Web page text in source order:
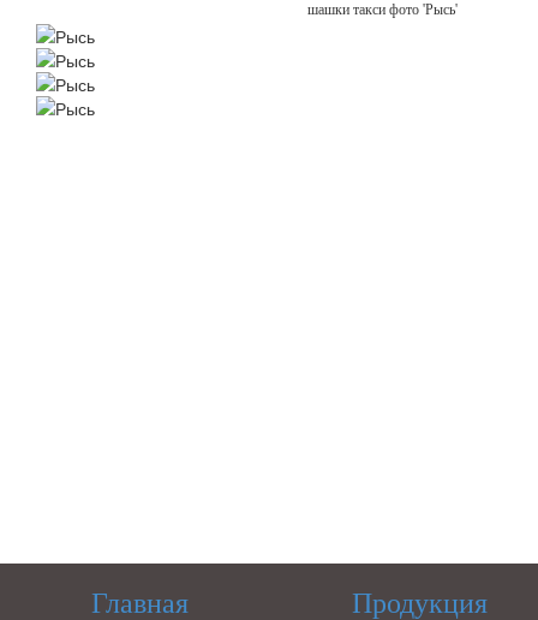
шашки такси фото 'Рысь'
Главная
Продукция